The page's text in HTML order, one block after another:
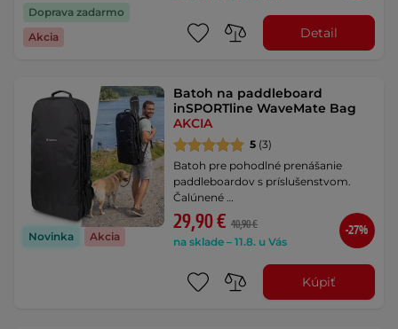
Doprava zadarmo
Akcia
Detail
Novinka Akcia
Batoh na paddleboard
inSPORTline WaveMate Bag
AKCIA
5 (3)
Batoh pre pohodlné prenášanie
paddleboardov s príslušenstvom.
Čalúnené …
29,90 € 40,90 €
na sklade – 11.8. u Vás
-27%
Kúpiť